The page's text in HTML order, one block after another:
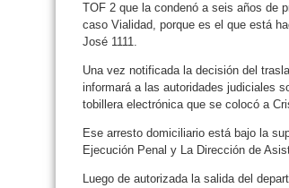
TOF 2 que la condenó a seis años de
caso Vialidad, porque es el que está
José 1111.
Una vez notificada la decisión del
informará a las autoridades judiciales
tobillera electrónica que se colocó a
Ese arresto domiciliario está bajo la
Ejecución Penal y La Dirección de
Luego de autorizada la salida del